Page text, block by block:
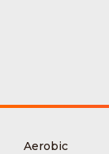
Aerobic